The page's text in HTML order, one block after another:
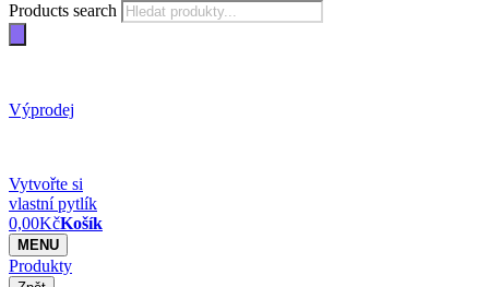
Products search
Výprodej
Vytvořte si
vlastní pytlík
0,00KčKošík
MENU
Produkty